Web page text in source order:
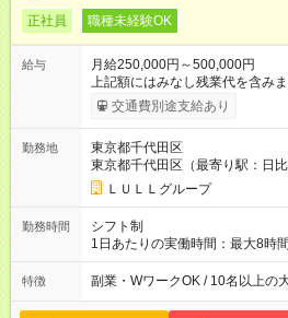
正社員 職種未経験OK
給与
月給250,000円～500,000円
上記額にはみなし残業代を含み
ます。 みなし残業代 21,675円／
万円～＋業績賞与＋交通費＋各
万6，610円分）を含む。超過分
キルを考慮し初任給を決定。経
す！ ◎昇給年1回（研修終了後） ◎賞与年2回（2月・8月）＋業
績賞与あり ◤スキルアップも、収入アップも。◢ 入社後の成長
や頑張りは、しっかり給与で還
上アップした社員も。 エンジニアへの還元率は業界高水準の
87％。 スキルを磨いた分だけ、
す！ 【試用期間】試用期間あり 試用期間の長さ：6ヶ月 ※ 雇用
交通費別途支給あり
勤務地
東京都千代田区
東京都千代田区（最寄り駅：日比
ＬＵＬＬグループ
勤務時間
シフト制
1日あたりの実働時間：最大8時
間は異なります 【シフト例】 ・10時00分～19時00分 ・9時00
分～18時00分 平均残業時間
特徴 副業・WワークOK / 10名以上の